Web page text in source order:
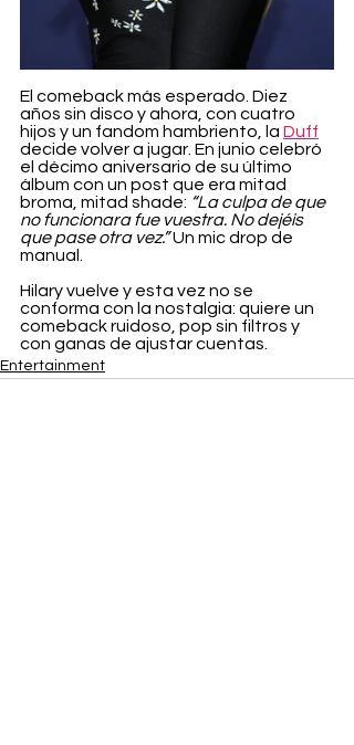
El comeback más esperado. Diez
años sin disco y ahora, con cuatro
hijos y un fandom hambriento, la Duff
decide volver a jugar. En junio celebró
el décimo aniversario de su último
álbum con un post que era mitad
broma, mitad shade: “La culpa de que
no funcionara fue vuestra. No dejéis
que pase otra vez.” Un mic drop de
manual.
Hilary vuelve y esta vez no se
conforma con la nostalgia: quiere un
comeback ruidoso, pop sin filtros y
con ganas de ajustar cuentas.
Entertainment